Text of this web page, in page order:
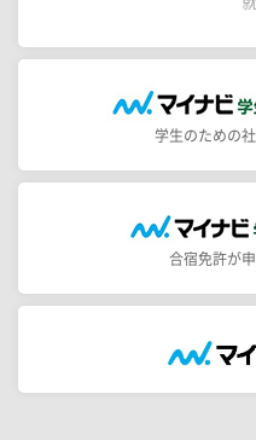
学生のための
合宿免許が